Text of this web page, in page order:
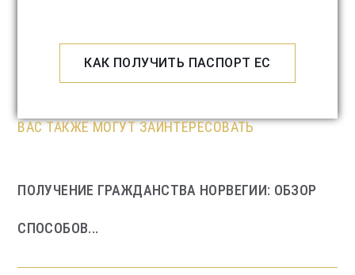
КАК ПОЛУЧИТЬ ПАСПОРТ ЕС
ВАС ТАКЖЕ МОГУТ ЗАИНТЕРЕСОВАТЬ
ПОЛУЧЕНИЕ ГРАЖДАНСТВА НОРВЕГИИ: ОБЗОР
СПОСОБОВ...